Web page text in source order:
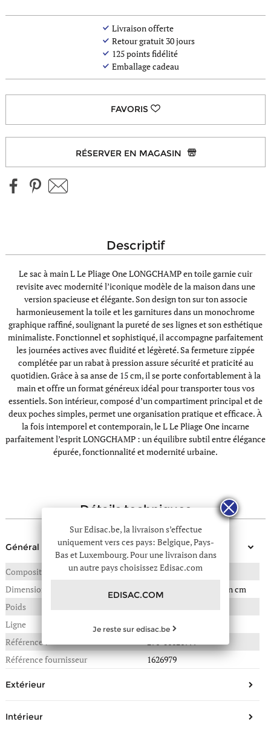
Livraison offerte
Retour gratuit 30 jours
125points fidélité
Emballage cadeau
RÉSERVER EN MAGASIN
descriptif
Le sac à main L Le Pliage One LONGCHAMP en toile garnie cuir
revisite avec modernité l’iconique modèle de la maison dans une
version spacieuse et élégante. Son design ton sur ton associe
harmonieusement la toile et les garnitures dans un monochrome
graphique raffiné, soulignant la pureté de ses lignes et son esthétique
minimaliste. Fonctionnel et sophistiqué, il accompagne parfaitement
les journées actives avec fluidité et légèreté. Sa fermeture zippée
complétée par un rabat à pression assure sécurité et praticité au
quotidien. Grâce à sa anse de 15 cm, il se porte confortablement à la
main et offre un format généreux idéal pour transporter tous vos
essentiels. Son intérieur, composé d’un compartiment principal et de
deux poches simples, permet une organisation pratique et efficace. À
la fois intemporel et contemporain, le L Le Pliage One incarne
parfaitement l’esprit LONGCHAMP : un équilibre subtil entre élégance
épurée, fonctionnalité et modernité urbaine.
détails techniques
Général
Composition
NYLON GARNI CUIR
Dimensions
33(L) x 18(P) x 25(H) en cm
Poids
Ligne
Le pliage one
Référence :
291-01626979
Référence fournisseur
1626979
Extérieur
Intérieur
Sur Edisac.be, la livraison s’effectue
uniquement vers ces pays: Belgique, Pays-
Bas et Luxembourg. Pour une livraison dans
un autre pays choisissez Edisac.com
EDISAC.COM
Je reste sur edisac.be